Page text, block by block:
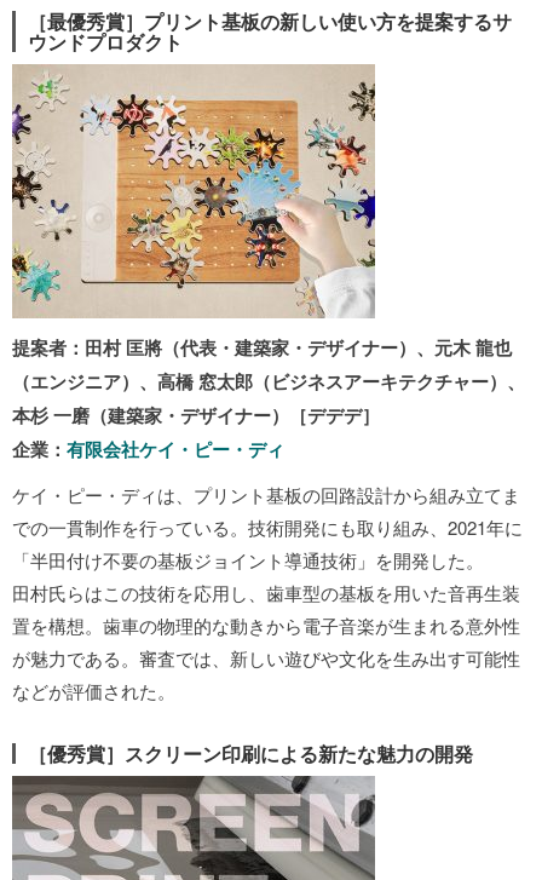
［最優秀賞］プリント基板の新しい使い方を提案するサ
ウンドプロダクト
提案者：田村 匡將（代表・建築家・デザイナー）、元木 龍也
（エンジニア）、高橋 窓太郎（ビジネスアーキテクチャー）、
本杉 一磨（建築家・デザイナー）［デデデ］
企業： 有限会社ケイ・ピー・ディ
ケイ・ピー・ディは、プリント基板の回路設計から組み立てま
での一貫制作を行っている。技術開発にも取り組み、2021年に
「半田付け不要の基板ジョイント導通技術」を開発した。
田村氏らはこの技術を応用し、歯車型の基板を用いた音再生装
置を構想。歯車の物理的な動きから電子音楽が生まれる意外性
が魅力である。審査では、新しい遊びや文化を生み出す可能性
などが評価された。
［優秀賞］スクリーン印刷による新たな魅力の開発